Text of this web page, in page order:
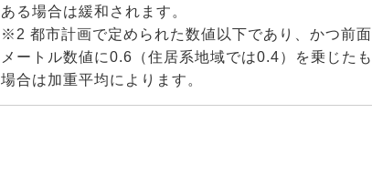
ある場合は緩和されます。
※2 都市計画で定められた数値以下であり、かつ前
メートル数値に0.6（住居系地域では0.4）を乗じた
場合は加重平均によります。